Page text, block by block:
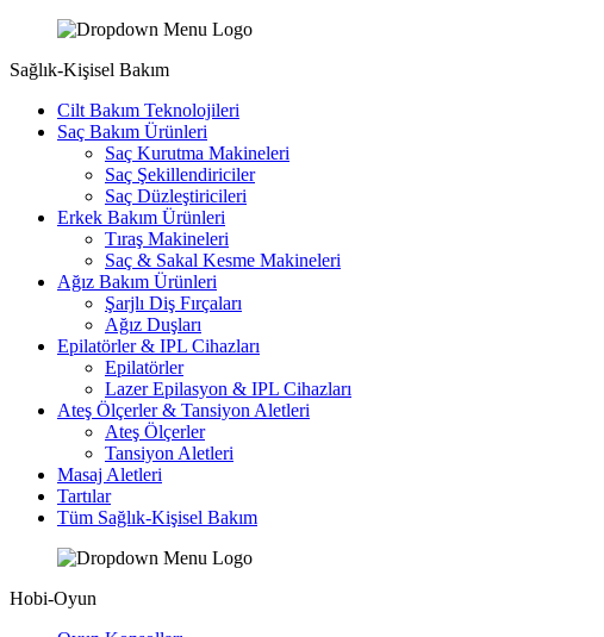
Sağlık-Kişisel Bakım
Cilt Bakım Teknolojileri
Saç Bakım Ürünleri
Saç Kurutma Makineleri
Saç Şekillendiriciler
Saç Düzleştiricileri
Erkek Bakım Ürünleri
Tıraş Makineleri
Saç & Sakal Kesme Makineleri
Ağız Bakım Ürünleri
Şarjlı Diş Fırçaları
Ağız Duşları
Epilatörler & IPL Cihazları
Epilatörler
Lazer Epilasyon & IPL Cihazları
Ateş Ölçerler & Tansiyon Aletleri
Ateş Ölçerler
Tansiyon Aletleri
Masaj Aletleri
Tartılar
Tüm Sağlık-Kişisel Bakım
Hobi-Oyun